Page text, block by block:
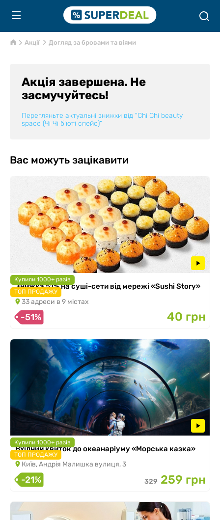
Акції Догляд за бровами та віями
Акція завершена. Не
засмучуйтесь!
Перегляньте актуальні знижки від "Chi Chi beauty
space (Чі Чі б'юті спейс)"
Вас можуть зацікавити
Купили 1000+ разів
ТОП ПРОДАЖУ
Знижка 51% на суші-сети від мережі «Sushi Story»
33 адреси в 9 містах
-51% 40 грн
Купили 1000+ разів
ТОП ПРОДАЖУ
Вхідний квиток до океанаріуму «Морська казка»
Київ, Андрія Малишка вулиця, 3
-21% 329 259 грн